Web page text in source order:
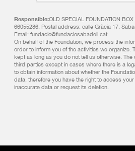
Responsible:OLD SPECIAL FOUNDATION
66055286. Postal address: calle Gràcia 17.
Email: fundacio@fundaciosabadell.cat
On behalf of the Foundation, we process the
order to inform you of the activities we organize.
kept as long as you do not tell us otherwise.
third parties except in cases where there is a
to obtain information about whether the
data, therefore you have the right to access
inaccurate data or request its deletion.